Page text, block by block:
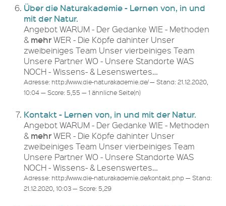
Über die Naturakademie - Lernen von, in und
mit der Natur.
Angebot WARUM - Der Gedanke WIE - Methoden
& mehrWER - Die Köpfe dahinter Unser
zweibeiniges Team Unser vierbeiniges Team
Unsere Partner WO - Unsere Standorte WAS
NOCH - Wissens- & Lesenswertes…
Adresse: http://www.die-naturakademie.de/ — Stand: 21.12.2020,
10:04 — Score: 5,55 — 1 ähnliche Seite(n)
Kontakt - Lernen von, in und mit der Natur.
Angebot WARUM - Der Gedanke WIE - Methoden
& mehrWER - Die Köpfe dahinter Unser
zweibeiniges Team Unser vierbeiniges Team
Unsere Partner WO - Unsere Standorte WAS
NOCH - Wissens- & Lesenswertes…
Adresse: http://www.die-naturakademie.de/kontakt.php — Stand:
21.12.2020, 10:03 — Score: 5,29